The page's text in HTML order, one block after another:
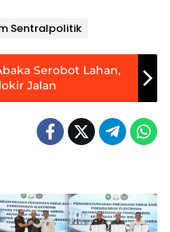
Sentralpolitik
Serobot Lahan,
Jalan